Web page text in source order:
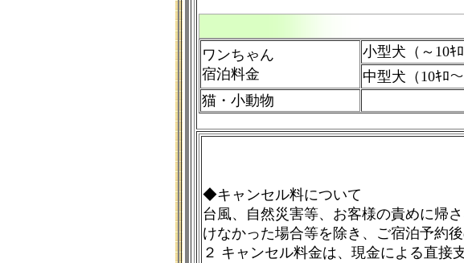
ワンちゃん
宿泊料金
小型犬（～10ｷﾛ
中型犬（10ｷﾛ～
猫・小動物
◆キャンセル料について
台風、自然災害等、お客様の責めに帰
けなかった場合等を除き、ご宿泊予約
２ キャンセル料金は、現金による直接